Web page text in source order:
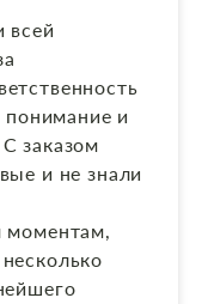
всей
понимание и
заказом
и не знали
моментам,